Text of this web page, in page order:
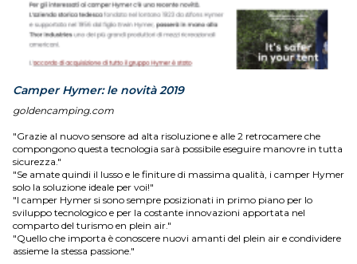
Camper Hymer: le novità 2019
goldencamping.com
"Grazie al nuovo sensore ad alta risoluzione e alle 2 retrocamere che
compongono questa tecnologia sarà possibile eseguire manovre in tutta
sicurezza."
"Se amate quindi il lusso e le finiture di massima qualità, i camper Hymer
solo la soluzione ideale per voi!"
"I camper Hymer si sono sempre posizionati in primo piano per lo
sviluppo tecnologico e per la costante innovazioni apportata nel
comparto del turismo en plein air."
"Quello che importa è conoscere nuovi amanti del plein air e condividere
assieme la stessa passione."